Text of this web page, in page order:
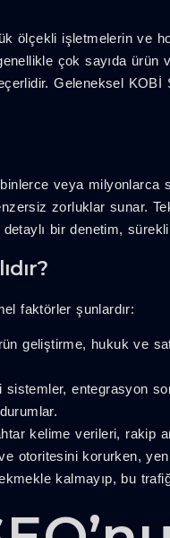
ölçekli işletmelerin ve
çok sayıda
Geleneksel KOBİ
veya
zorluklar sunar.
bir denetim,
faktörler şunlardır:
geliştirme, hukuk ve
entegrasyon
kelime verileri, rakip
otoritesini korurken,
kalmayıp, bu